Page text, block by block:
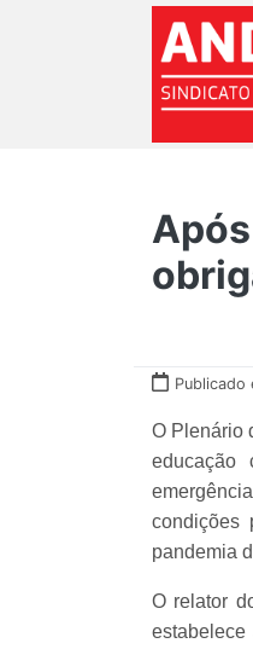
Publicado
O Plenário
educação
condições
pandemia
O relator